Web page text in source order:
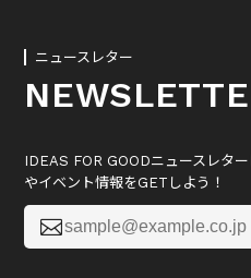
ニュースレター
IDEAS FOR GOODニュースレタ
やイベント情報をGETしよう！
